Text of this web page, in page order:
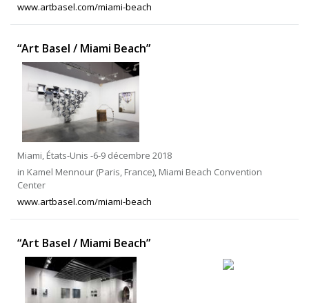
www.artbasel.com/miami-beach
“Art Basel / Miami Beach”
Miami, États-Unis -6-9 décembre 2018
in Kamel Mennour (Paris, France), Miami Beach Convention
Center
www.artbasel.com/miami-beach
“Art Basel / Miami Beach”